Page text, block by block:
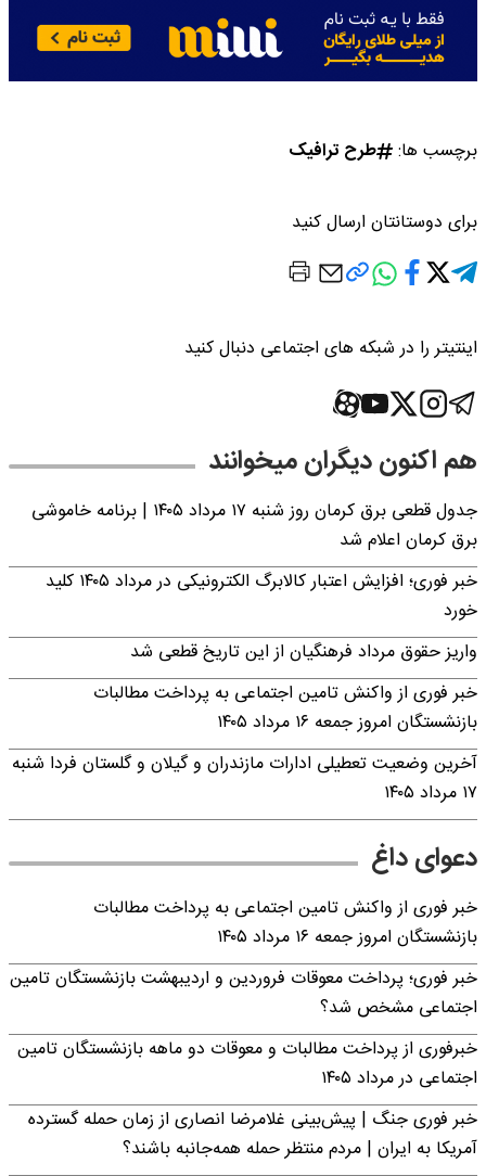
برچسب ها: طرح ترافیک
برای دوستانتان ارسال کنید
اینتیتر را در شبکه های اجتماعی دنبال کنید
هم اکنون دیگران میخوانند
جدول قطعی برق کرمان روز شنبه ۱۷ مرداد ۱۴۰۵ | برنامه خاموشی
برق کرمان اعلام شد
خبر فوری؛ افزایش اعتبار کالابرگ الکترونیکی در مرداد ۱۴۰۵ کلید
خورد
واریز حقوق مرداد فرهنگیان از این تاریخ قطعی شد
خبر فوری از واکنش تامین اجتماعی به پرداخت مطالبات
بازنشستگان امروز جمعه ۱۶ مرداد ۱۴۰۵
آخرین وضعیت تعطیلی ادارات مازندران و گیلان و گلستان فردا شنبه
۱۷ مرداد ۱۴۰۵
دعوای داغ
خبر فوری از واکنش تامین اجتماعی به پرداخت مطالبات
بازنشستگان امروز جمعه ۱۶ مرداد ۱۴۰۵
خبر فوری؛ پرداخت معوقات فروردین و اردیبهشت بازنشستگان تامین
اجتماعی مشخص شد؟
خبرفوری از پرداخت مطالبات و معوقات دو ماهه بازنشستگان تامین
اجتماعی در مرداد ۱۴۰۵
خبر فوری جنگ | پیش‌بینی غلامرضا انصاری از زمان حمله گسترده
آمریکا به ایران | مردم منتظر حمله همه‌جانبه باشند؟